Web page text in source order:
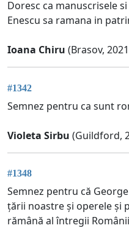
Doresc ca manuscrisele
Enescu sa ramana in
Ioana Chiru (Brasov,
#1342
Semnez pentru ca sunt
Violeta Sirbu (Guildford,
#1348
Semnez pentru că
țării noastre și operele și
rămână al întregii